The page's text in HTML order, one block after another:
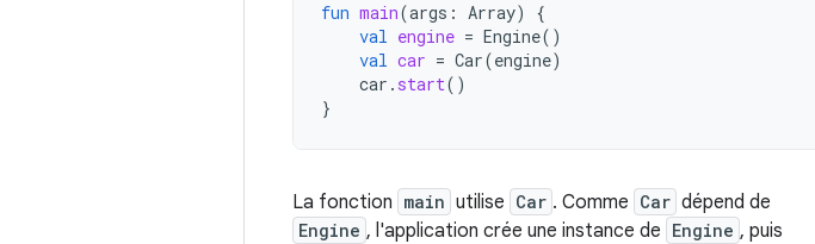
fun main(args : Array)
{
val engine = Engine()
val car = Car(engine)
car . start()
}
La fonction main utilise Car . Comme Car dépend de
Engine , l'application crée une instance de Engine , puis